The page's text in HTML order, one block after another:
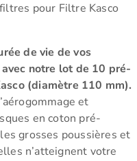
pour Filtre Kasco
de vie de vos
notre lot de 10 pré-
(diamètre 110 mm).
et
en coton pré-
grosses poussières et
n’atteignent votre